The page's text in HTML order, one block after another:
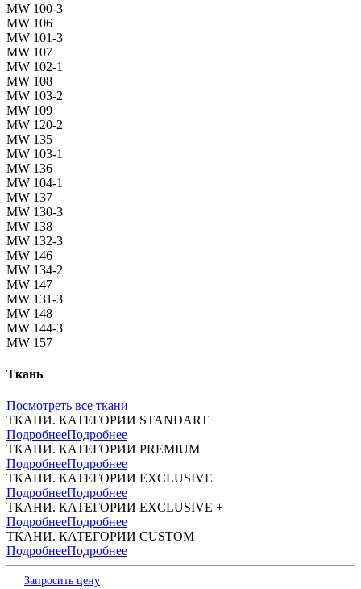
MW 100-3
MW 106
MW 101-3
MW 107
MW 102-1
MW 108
MW 103-2
MW 109
MW 120-2
MW 135
MW 103-1
MW 136
MW 104-1
MW 137
MW 130-3
MW 138
MW 132-3
MW 146
MW 134-2
MW 147
MW 131-3
MW 148
MW 144-3
MW 157
Ткань
Посмотреть все ткани
ТКАНИ. КАТЕГОРИИ STANDART
ПодробнееПодробнее
ТКАНИ. КАТЕГОРИИ PREMIUM
ПодробнееПодробнее
ТКАНИ. КАТЕГОРИИ EXCLUSIVE
ПодробнееПодробнее
ТКАНИ. КАТЕГОРИИ EXCLUSIVE +
ПодробнееПодробнее
ТКАНИ. КАТЕГОРИИ CUSTOM
ПодробнееПодробнее
Запросить цену